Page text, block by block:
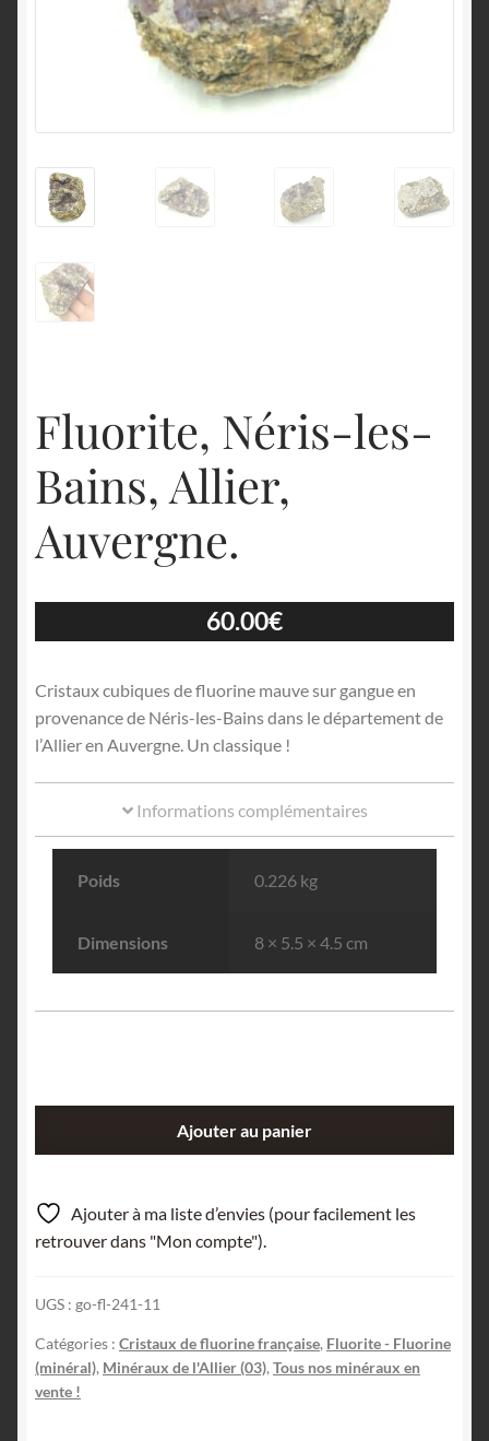
Fluorite, Néris-les-
Bains, Allier,
Auvergne.
60.00€
Cristaux cubiques de fluorine mauve sur gangue en
provenance de Néris-les-Bains dans le département de
l’Allier en Auvergne. Un classique !
Informations complémentaires
Poids 0.226 kg
Dimensions 8 × 5.5 × 4.5 cm
Néris-
les-
Bains,
Auvergne.
Ajouter au panier
Ajouter à ma liste d’envies (pour facilement les
retrouver dans "Mon compte").
UGS : go-fl-241-11
Catégories : Cristaux de fluorine française, Fluorite - Fluorine
(minéral), Minéraux de l'Allier (03),Tous nos minéraux en
vente !